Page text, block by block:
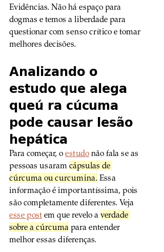
Evidências. Não há espaço para
dogmas e temos a liberdade para
questionar com senso crítico e tomar
melhores decisões.
Analizando o
estudo que alega
queú ra cúcuma
pode causar lesão
hepática
Para começar, o estudo não fala se as
pessoas usaram cápsulas de
cúrcuma ou curcumina. Essa
informação é importantíssima, pois
são completamente diferentes. Veja
esse post em que revelo a verdade
sobre a cúrcuma para entender
melhor essas diferenças.